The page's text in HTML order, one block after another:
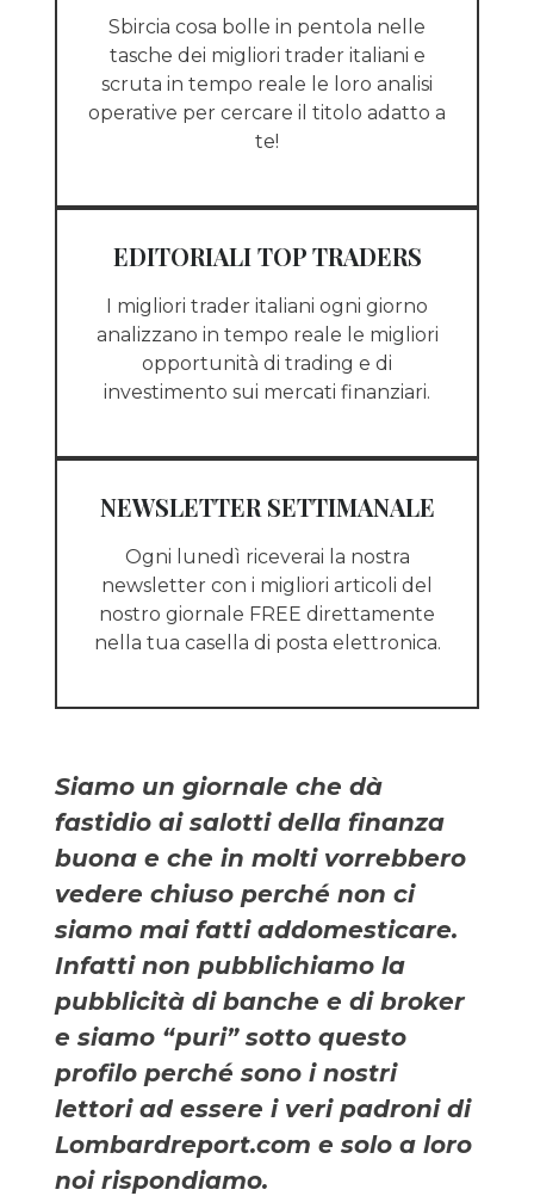
Sbircia cosa bolle in pentola nelle
tasche dei migliori trader italiani e
scruta in tempo reale le loro analisi
operative per cercare il titolo adatto a
te!
EDITORIALI TOP TRADERS
I migliori trader italiani ogni giorno
analizzano in tempo reale le migliori
opportunità di trading e di
investimento sui mercati finanziari.
NEWSLETTER SETTIMANALE
Ogni lunedì riceverai la nostra
newsletter con i migliori articoli del
nostro giornale FREE direttamente
nella tua casella di posta elettronica.
Siamo un giornale che dà
fastidio ai salotti della finanza
buona e che in molti vorrebbero
vedere chiuso perché non ci
siamo mai fatti addomesticare.
Infatti non pubblichiamo la
pubblicità di banche e di broker
e siamo “puri” sotto questo
profilo perché sono i nostri
lettori ad essere i veri padroni di
Lombardreport.com e solo a loro
noi rispondiamo.